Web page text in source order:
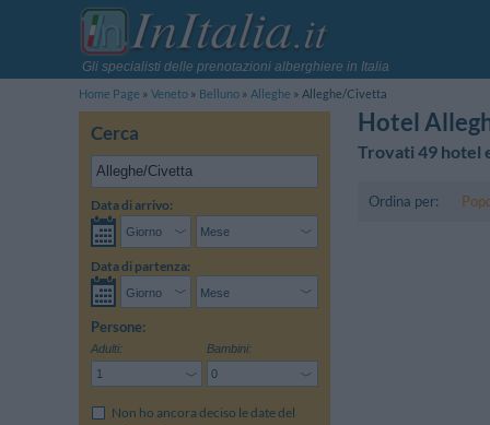
Gli specialisti delle prenotazioni alberghiere in Italia
Home Page
Veneto Belluno Alleghe Alleghe/Civetta
Cerca
Data di arrivo:
Data di partenza:
Persone:
Adulti: Bambini:
Non ho ancora deciso le date del
Hotel
Trovati 49 hotel
Ordina per: